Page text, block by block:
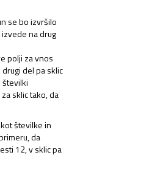
se bo izvršilo
izvede na drug
polji za vnos
del pa sklic
številki
sklic tako, da
številke in
da
12, v sklic pa